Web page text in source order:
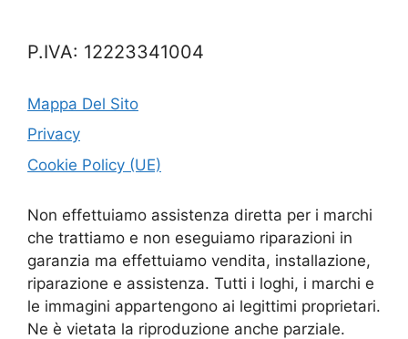
P.IVA: 12223341004
Mappa Del Sito
Privacy
Cookie Policy (UE)
Non effettuiamo assistenza diretta per i marchi
che trattiamo e non eseguiamo riparazioni in
garanzia ma effettuiamo vendita, installazione,
riparazione e assistenza. Tutti i loghi, i marchi e
le immagini appartengono ai legittimi proprietari.
Ne è vietata la riproduzione anche parziale.